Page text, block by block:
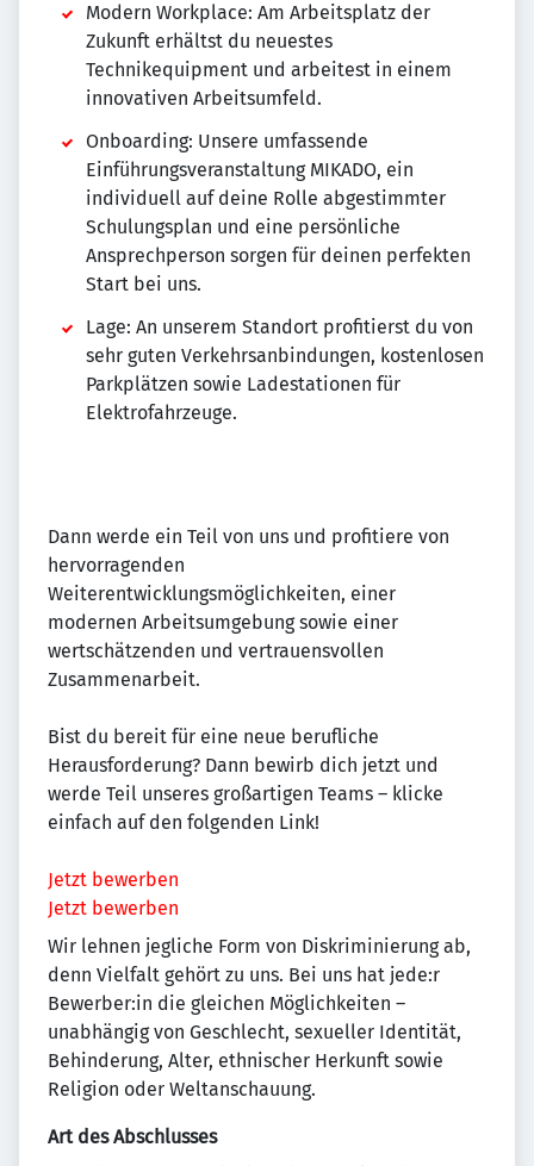
Modern Workplace: Am Arbeitsplatz der
Zukunft erhältst du neuestes
Technikequipment und arbeitest in einem
innovativen Arbeitsumfeld.
Onboarding: Unsere umfassende
Einführungsveranstaltung MIKADO, ein
individuell auf deine Rolle abgestimmter
Schulungsplan und eine persönliche
Ansprechperson sorgen für deinen perfekten
Start bei uns.
Lage: An unserem Standort profitierst du von
sehr guten Verkehrsanbindungen, kostenlosen
Parkplätzen sowie Ladestationen für
Elektrofahrzeuge.
Dann werde ein Teil von uns und profitiere von
hervorragenden
Weiterentwicklungsmöglichkeiten, einer
modernen Arbeitsumgebung sowie einer
wertschätzenden und vertrauensvollen
Zusammenarbeit.
Bist du bereit für eine neue berufliche
Herausforderung? Dann bewirb dich jetzt und
werde Teil unseres großartigen Teams – klicke
einfach auf den folgenden Link!
Jetzt bewerben
Jetzt bewerben
Wir lehnen jegliche Form von Diskriminierung ab,
denn Vielfalt gehört zu uns. Bei uns hat jede:r
Bewerber:in die gleichen Möglichkeiten –
unabhängig von Geschlecht, sexueller Identität,
Behinderung, Alter, ethnischer Herkunft sowie
Religion oder Weltanschauung.
Art des Abschlusses